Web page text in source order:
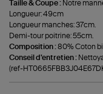
Taille & Coupe : Notre
Longueur: 49cm
Longueur manches: 37cm.
Demi-tour poitrine: 55cm.
Composition :80% Coton
Conseil d'entretien :
(ref-